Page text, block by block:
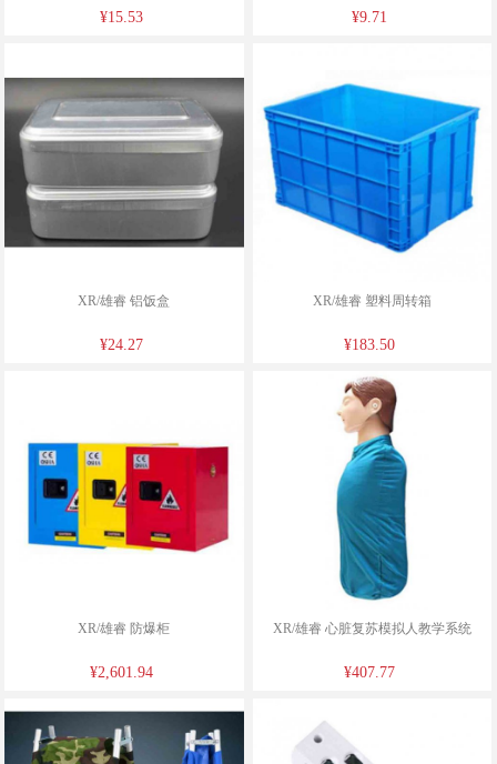
¥15.53 ¥9.71
XR/雄睿 铝饭盒
¥24.27
XR/雄睿 塑料周转箱
¥183.50
XR/雄睿 防爆柜
¥2,601.94
XR/雄睿 心脏复苏模拟人教学系统
¥407.77